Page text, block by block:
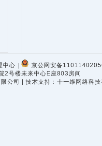
中心 |
京公网安备
2号楼未来中心E座803房间
公司 | 技术支持： 十一维网络科